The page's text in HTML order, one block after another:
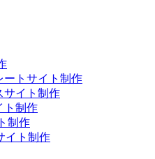
ートサイト制作
サイト制作
ト制作
制作
イト制作